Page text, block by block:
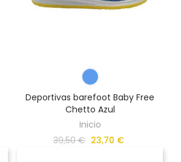
Deportivas barefoot Baby Free
Chetto Azul
Inicio
39,50 € 23,70 €